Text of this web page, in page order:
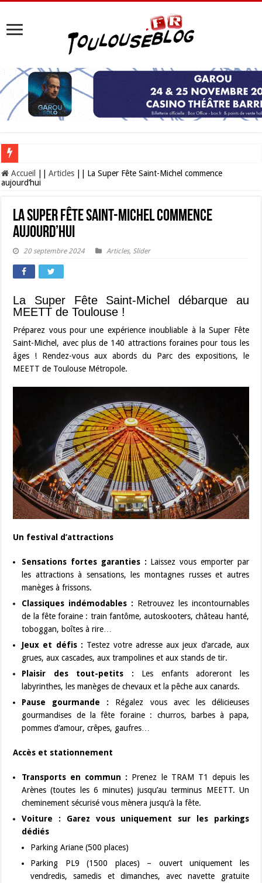
Les Nocturnes de la Cité de l’espace 2026 : l’événement incontournable de
Accueil Articles
La Super Fête Saint-Michel commence
aujourd’hui
La Super Fête Saint-Michel commence
aujourd’hui
20 septembre 2024 Articles, Slider
La Super Fête Saint-Michel débarque au
MEETT de Toulouse !
Préparez vous pour une expérience inoubliable à la Super Fête
Saint-Michel, avec plus de 140 attractions foraines pour tous les
âges ! Rendez-vous aux abords du Parc des expositions, le
MEETT de Toulouse Métropole.
Un festival d’attractions
Sensations fortes garanties : Laissez vous emporter par
les attractions à sensations, les montagnes russes et autres
manèges à frissons.
Classiques indémodables : Retrouvez les incontournables
de la fête foraine : train fantôme, autoskooters, château hanté,
toboggan, boîtes à rire…
Jeux et défis : Testez votre adresse aux jeux d’arcade, aux
grues, aux cascades, aux trampolines et aux stands de tir.
Plaisir des tout-petits : Les enfants adoreront les
labyrinthes, les manèges de chevaux et la pêche aux canards.
Pause gourmande : Régalez vous avec les délicieuses
gourmandises de la fête foraine : churros, barbes à papa,
pommes d’amour, crêpes, gaufres…
Accès et stationnement
Transports en commun : Prenez le TRAM T1 depuis les
Arènes (toutes les 6 minutes) jusqu’au terminus MEETT. Un
cheminement sécurisé vous mènera jusqu’à la fête.
Voiture :
Garez vous uniquement sur les parkings
dédiés
Parking Ariane (500 places)
Parking PL9 (1500 places) – ouvert uniquement les
vendredis, samedis et dimanches, avec navette gratuite